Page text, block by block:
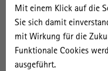
Mit einem Klick auf die
Sie sich damit
mit Wirkung für die
Funktionale Cookies
ausgeführt.
Fast täglich kommen
Sammlung von
Fachwerkbauten in den
des Wohn- und